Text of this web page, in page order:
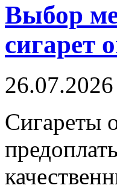
Выбор
сигарет
26.07.2026
Сигaрeты